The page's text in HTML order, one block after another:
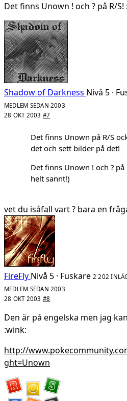
Det finns Unown ! och ? på R/
Shadow of Darkness Nivå 5 ·
MEDLEM SEDAN 2003
28 OKT 2003 #7
Det finns Unown på R/S
det och sett bilder på det!
Det finns Unown ! och ? på
helt sannt!)
vet du isåfall vart ? bara en
FireFly Nivå 5 · Fuskare 2 202
MEDLEM SEDAN 2003
28 OKT 2003 #8
Den är på engelska men jag
:wink:
http://
ght=Unown